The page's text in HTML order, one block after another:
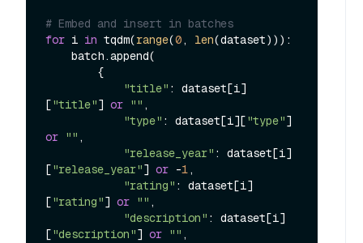
# Embed and insert in batches
for i in tqdm(range(0, len(dataset))):
"title" : dataset[i]
["title"] or "" ,
"type" : dataset[i]["type"
or "" ,
"release_year" : dataset[i]
["release_year"] or -1,
"rating" : dataset[i]
["rating"] or "" ,
"description" : dataset[i]
["description"] or "" ,